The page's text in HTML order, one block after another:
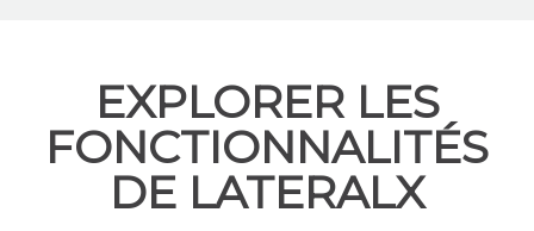
EXPLORER LES
FONCTIONNALITÉS
DE LATERALX